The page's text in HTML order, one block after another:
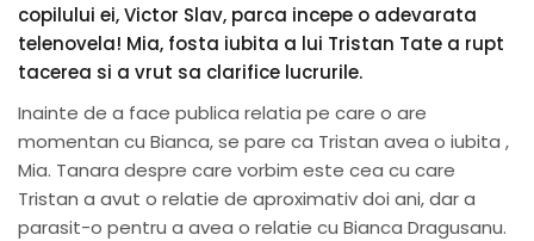
copilului ei, Victor Slav, parca incepe o adevarata
telenovela! Mia, fosta iubita a lui Tristan Tate a rupt
tacerea si a vrut sa clarifice lucrurile.
Inainte de a face publica relatia pe care o are
momentan cu Bianca, se pare ca Tristan avea o iubita ,
Mia. Tanara despre care vorbim este cea cu care
Tristan a avut o relatie de aproximativ doi ani, dar a
parasit-o pentru a avea o relatie cu Bianca Dragusanu.